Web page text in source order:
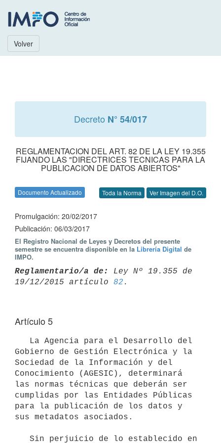
Volver
Decreto N° 54/017
REGLAMENTACION DEL ART. 82 DE LA LEY 19.355
FIJANDO LAS "DIRECTRICES TECNICAS PARA LA
PUBLICACION DE DATOS ABIERTOS"
Documento Actualizado Toda la Norma Ver Imagen del D.O.
Promulgación: 20/02/2017
Publicación: 06/03/2017
El Registro Nacional de Leyes y Decretos del presente
semestre se encuentra disponible en la Librería Digital de
IMPO.
Reglamentario/a de:
Ley Nº 19.355 de
19/12/2015 artículo 82
Artículo 5
Gobierno de Gestión Electrónica y la
Sociedad de la Información y del
Conocimiento (AGESIC), determinará
las normas técnicas que deberán ser
cumplidas por las Entidades Públicas
para la publicación de los datos y
sus metadatos asociados.